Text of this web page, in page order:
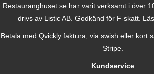
Restauranghuset.se har varit verksamt i över
drivs av Listic AB. Godkänd för F-skatt.
Betala med Qvickly faktura, via swish eller kort
Stripe.
Kundservice